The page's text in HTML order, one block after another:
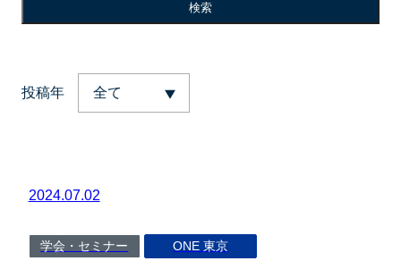
検索
投稿年
2024.07.02
学会・セミナー ONE 東京